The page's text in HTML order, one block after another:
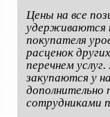
Цены на все
удерживаются
покупателя
расценок
перечнем
закупаются у
сотрудниками